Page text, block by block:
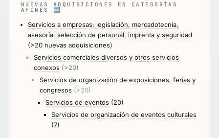
NUEVAS ADQUISICIONES EN CATEGORÍAS
AFINES 🆕
Servicios a empresas: legislación, mercadotecnia,
asesoría, selección de personal, imprenta y seguridad
(>20 nuevas adquisiciones)
Servicios comerciales diversos y otros servicios
conexos (>20)
Servicios de organización de exposiciones, ferias y
congresos (>20)
Servicios de eventos (20)
Servicios de organización de eventos culturales
(7)